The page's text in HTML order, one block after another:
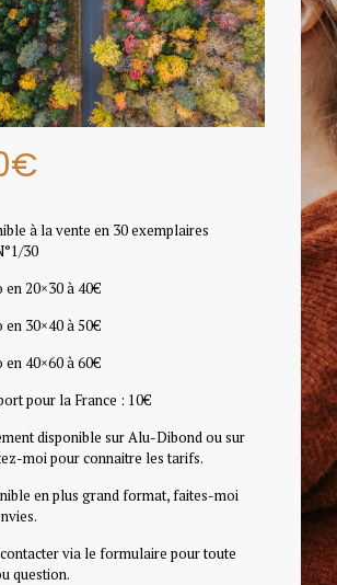
€
à la vente en 30 exemplaires
30
20×30 à 40€
30×40 à 50€
40×60 à 60€
pour la France : 10€
disponible sur Alu-Dibond ou sur
moi pour connaitre les tarifs.
en plus grand format, faites-moi
via le formulaire pour toute
question.